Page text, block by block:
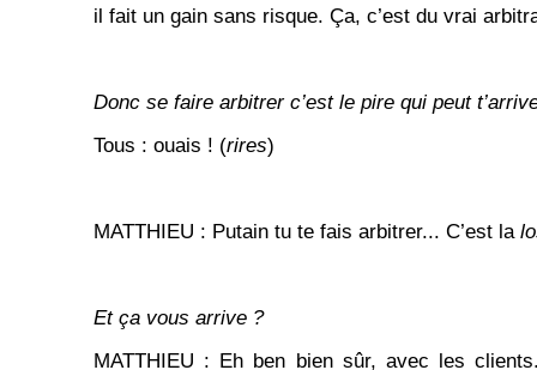
il fait un gain sans risque. Ça, c’est du vrai
Donc se faire arbitrer c’est le pire qui peut
Tous : ouais ! (rires)
MATTHIEU : Putain tu te fais arbitrer... C’est la
Et ça vous arrive ?
MATTHIEU : Eh ben bien sûr, avec les